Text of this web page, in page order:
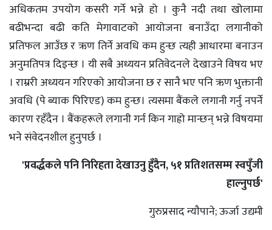
अधिकतम उपयोग कसरी गर्ने भन्ने हो । कुनै नदी तथा खोलामा
बढीभन्दा बढी कति मेगावाटको आयोजना बनाउँदा लगानीको
प्रतिफल आउँछ र ऋण तिर्ने अवधि कम हुन्छ त्यही आधारमा बनाउन
अनुमतिपत्र दिइन्छ । यी सबै अध्ययन प्रतिवेदनले देखाउने विषय भए
। राम्ररी अध्ययन गरिएको आयोजना छ र सानै भए पनि ऋण भुक्तानी
अवधि (पे ब्याक पिरिएड) कम हुन्छ। त्यसमा बैंकले लगानी गर्नु नपर्ने
कारण रहँदैन । बैंकहरूले लगानी गर्न किन गाह्रो मान्छन् भन्ने विषयमा
भने संवेदनशील हुनुपर्छ ।
'प्रवर्द्धकले पनि निरिहता देखाउनु हुँदैन, ५१ प्रतिशतसम्म स्वपुँजी
हाल्नुपर्छ'
गुरुप्रसाद न्याैपाने; ऊर्जा उद्यमी